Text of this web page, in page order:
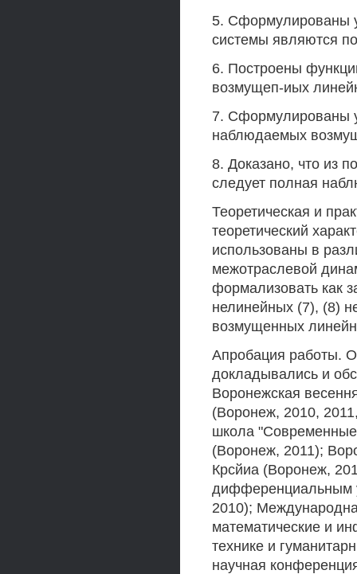
5. Сформулированы
системы являются
6. Построены
возмущеп-иых
7. Сформулированы
наблюдаемых
8. Доказано, что из
следует полная
Теоретическая и
теоретический
использованы в
межотраслевой
формализовать как
нелинейных (7), (8)
возмущенных
Апробация работы.
докладывались и
Воронежская
(Воронеж, 2010,
школа
(Воронеж, 2011);
Крсйиа (Воронеж,
дифференциальным
2010);
математические и
технике и
научная